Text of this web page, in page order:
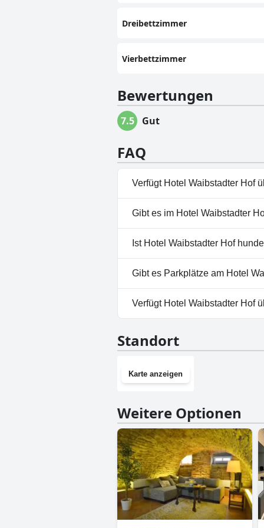
Dreibettzimmer
Vierbettzimmer
Bewertungen
7.5 Gut
FAQ
Verfügt Hotel Waibstadter Hof
Nein, Hotel Waibstadter Hof
Gibt es im Hotel Waibstadter
Nein, ein Spa ist im Hotel
Ist Hotel Waibstadter Hof
Nein, Hotel Waibstadter Hof
Gibt es Parkplätze am Hotel
Nein, im Hotel Waibstadter
Verfügt Hotel Waibstadter Hof
Standort
Karte anzeigen
Weitere Optionen